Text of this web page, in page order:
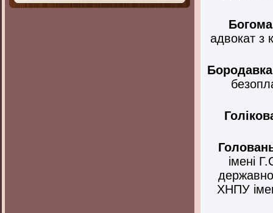
адвокат з
імені
ХНПУ